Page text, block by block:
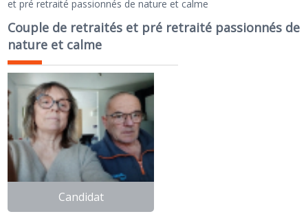
et pré retraité passionnés de nature et calme
Couple de retraités et pré retraité passionnés de
nature et calme
Candidat